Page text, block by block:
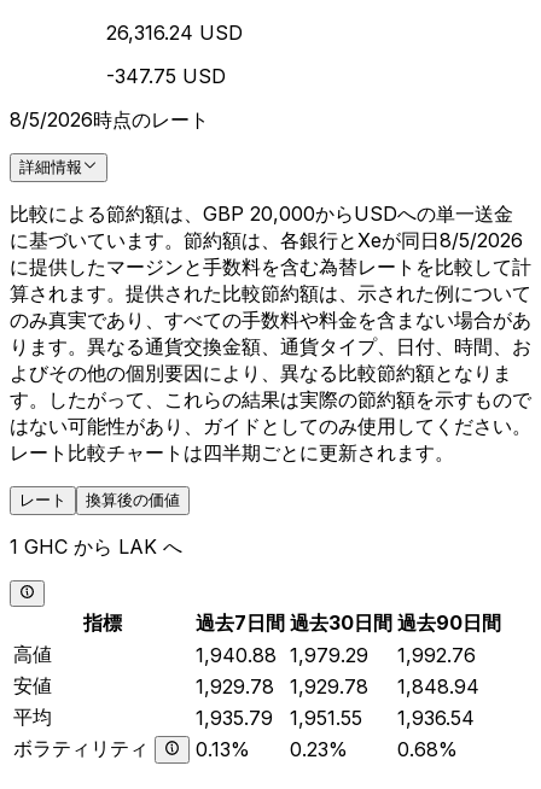
26,316.24 USD
-347.75 USD
8/5/2026時点のレート
詳細情報
比較による節約額は、GBP 20,000からUSDへの単一送金
に基づいています。節約額は、各銀行とXeが同日8/5/2026
に提供したマージンと手数料を含む為替レートを比較して計
算されます。提供された比較節約額は、示された例について
のみ真実であり、すべての手数料や料金を含まない場合があ
ります。異なる通貨交換金額、通貨タイプ、日付、時間、お
よびその他の個別要因により、異なる比較節約額となりま
す。したがって、これらの結果は実際の節約額を示すもので
はない可能性があり、ガイドとしてのみ使用してください。
レート比較チャートは四半期ごとに更新されます。
レート 換算後の価値
1 GHC から LAK へ
指標 過去7日間 過去30日間 過去90日間
高値
1,940.88 1,979.29
1,992.76
安値
1,929.78 1,929.78
1,848.94
平均
1,935.79 1,951.55
1,936.54
ボラティリティ
0.13% 0.23% 0.68%